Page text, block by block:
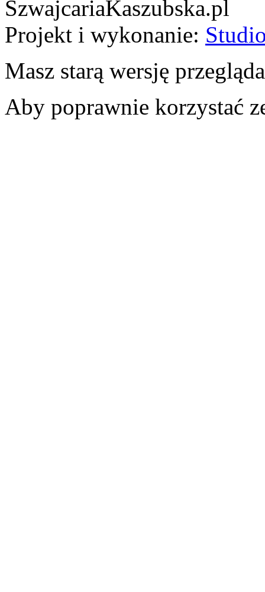
SzwajcariaKaszubska.pl
Projekt i wykonanie:
Masz starą wersję
Aby poprawnie korzystać